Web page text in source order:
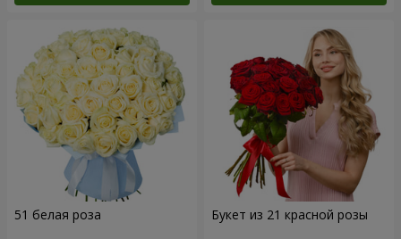
51 белая роза Букет из 21 красной розы